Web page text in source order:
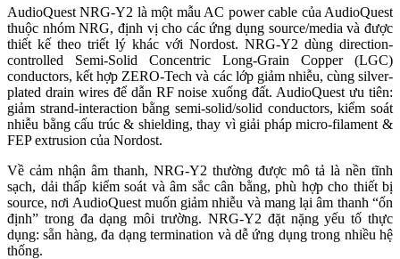
AudioQuest NRG-Y2 là một mẫu AC power cable của AudioQuest
thuộc nhóm NRG, định vị cho các ứng dụng source/media và được
thiết kế theo triết lý khác với Nordost. NRG-Y2 dùng direction-
controlled Semi-Solid Concentric Long-Grain Copper (LGC)
conductors, kết hợp ZERO-Tech và các lớp giảm nhiễu, cùng silver-
plated drain wires để dẫn RF noise xuống đất. AudioQuest ưu tiên:
giảm strand-interaction bằng semi-solid/solid conductors, kiểm soát
nhiễu bằng cấu trúc & shielding, thay vì giải pháp micro-filament &
FEP extrusion của Nordost.
Về cảm nhận âm thanh, NRG-Y2 thường được mô tả là nền tĩnh
sạch, dải thấp kiểm soát và âm sắc cân bằng, phù hợp cho thiết bị
source, nơi AudioQuest muốn giảm nhiễu và mang lại âm thanh “ổn
định” trong đa dạng môi trường. NRG-Y2 đặt nặng yếu tố thực
dụng: sẵn hàng, đa dạng termination và dễ ứng dụng trong nhiều hệ
thống.